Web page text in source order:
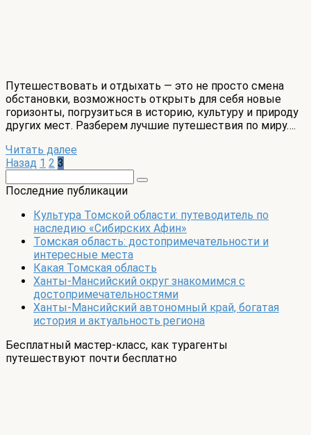
Путешествовать и отдыхать — это не просто смена
обстановки, возможность открыть для себя новые
горизонты, погрузиться в историю, культуру и природу
других мест. Разберем лучшие путешествия по миру….
Читать далее
Пагинация
Назад 1 2 3
Последние публикации
Культура Томской области: путеводитель по
наследию «Сибирских Афин»
Томская область: достопримечательности и
интересные места
Какая Томская область
Ханты-Мансийский округ знакомимся с
достопримечательностями
Ханты-Мансийский автономный край, богатая
история и актуальность региона
Бесплатный мастер-класс, как турагенты
путешествуют почти бесплатно